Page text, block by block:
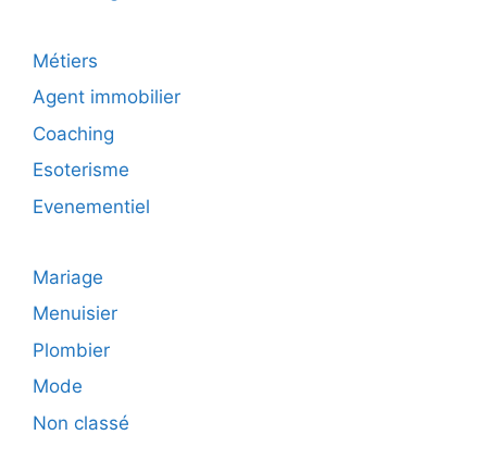
Métiers
Agent immobilier
Coaching
Esoterisme
Evenementiel
Mariage
Menuisier
Plombier
Mode
Non classé